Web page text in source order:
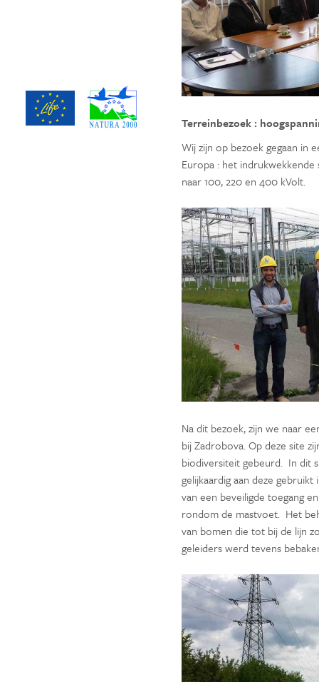
Terreinbezoek :
Wij zijn op bezoek gegaan in
Europa : het
naar 100, 220 en 400 kVolt.
Na dit bezoek, zijn we naar
bij Zadrobova. Op deze site
biodiversiteit gebeurd. In dit
gelijkaardig aan deze
van een beveiligde toegang
rondom de mastvoet. Het
van bomen die tot bij de lijn
geleiders werd tevens